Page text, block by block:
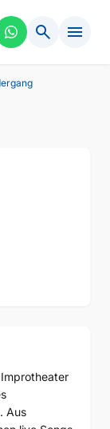
search menu
Aus